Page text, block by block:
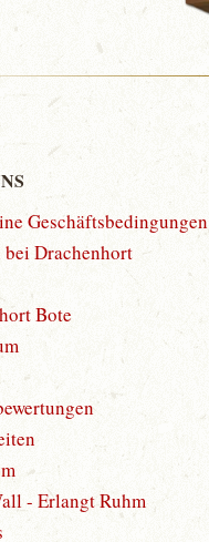
Geschäftsbedingungen
Drachenhort
Bote
- Erlangt Ruhm